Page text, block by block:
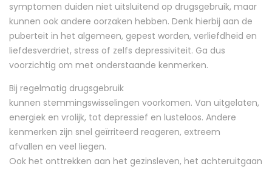
symptomen duiden niet uitsluitend op drugsgebruik, maar
kunnen ook andere oorzaken hebben. Denk hierbij aan de
puberteit in het algemeen, gepest worden, verliefdheid en
liefdesverdriet, stress of zelfs depressiviteit. Ga dus
voorzichtig om met onderstaande kenmerken.
Bij regelmatig drugsgebruik
kunnen stemmingswisselingen voorkomen. Van uitgelaten,
energiek en vrolijk, tot depressief en lusteloos. Andere
kenmerken zijn snel geïrriteerd reageren, extreem
afvallen en veel liegen.
Ook het onttrekken aan het gezinsleven, het achteruitgaan